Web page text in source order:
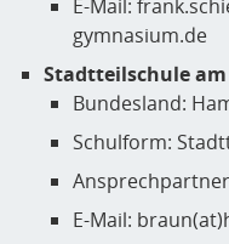
E-Mail:
gymnasium.de
Stadtteilschule
Bundesland:
Schulform:
E-Mail: